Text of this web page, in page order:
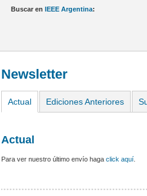
Buscar en IEEE Argentina:
Newsletter
Actual Ediciones Anteriores
Actual
Para ver nuestro último envío haga click aquí